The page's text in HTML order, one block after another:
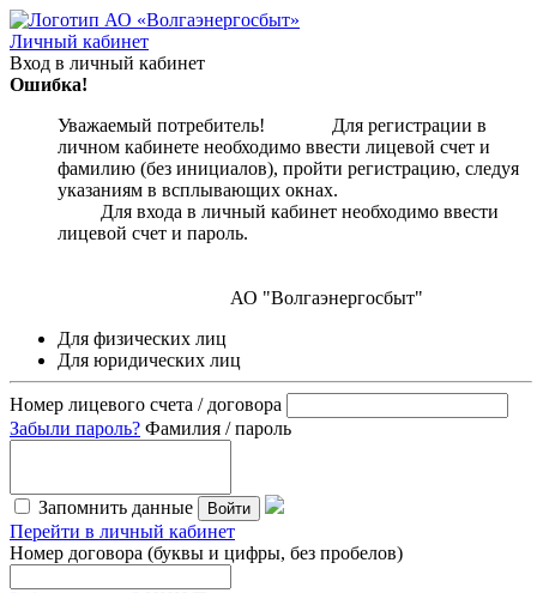
Личный кабинет
Вход в личный кабинет
Ошибка!
Уважаемый потребитель! Для регистрации в
личном кабинете необходимо ввести лицевой счет и
фамилию (без инициалов), пройти регистрацию, следуя
указаниям в всплывающих окнах.
Для входа в личный кабинет необходимо ввести
лицевой счет и пароль.
АО "Волгаэнергосбыт"
Для физических лиц
Для юридических лиц
Номер лицевого счета / договора
Забыли пароль? Фамилия / пароль
Запомнить данные Войти
Перейти в личный кабинет
Номер договора (буквы и цифры, без пробелов)